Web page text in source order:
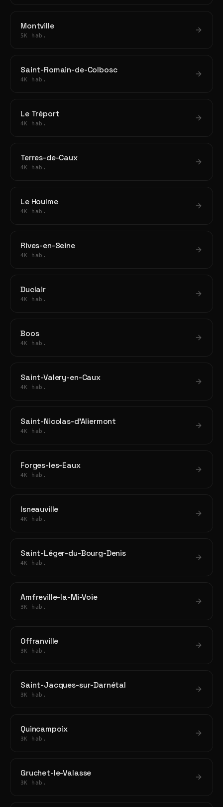
Montville
5K hab.
Saint-Romain-de-Colbosc
4K hab.
Le Tréport
4K hab.
Terres-de-Caux
4K hab.
Le Houlme
4K hab.
Rives-en-Seine
4K hab.
Duclair
4K hab.
Boos
4K hab.
Saint-Valery-en-Caux
4K hab.
Saint-Nicolas-d'Aliermont
4K hab.
Forges-les-Eaux
4K hab.
Isneauville
4K hab.
Saint-Léger-du-Bourg-Denis
4K hab.
Amfreville-la-Mi-Voie
3K hab.
Offranville
3K hab.
Saint-Jacques-sur-Darnétal
3K hab.
Quincampoix
3K hab.
Gruchet-le-Valasse
3K hab.